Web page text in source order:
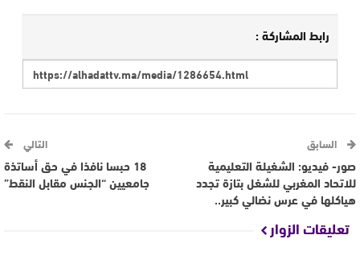
رابط المشاركة :
السابق
صور- فيديو: الشغيلة التعليمية
للاتحاد المغربي للشغل بتازة تجدد
هياكلها في عرس نضالي كبير..
التالي
18 حبسا نافذا في حق أساتذة
جامعيين “الجنس مقابل النقط”
تعليقات الزوار